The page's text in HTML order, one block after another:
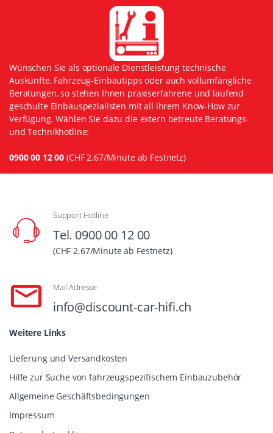
Wünschen Sie als optionale Dienstleistung technische
Auskünfte, Fahrzeug-Einbautipps oder auch vollumfängliche
Beratungen, so stehen Ihnen praxiserfahrene und laufend
geschulte Einbauspezialisten mit all ihrem Know-How zur
Verfügung. Wählen Sie dazu die extern betreute Beratungs-
und Technikhotline:
0900 00 12 00 (CHF 2.67/Minute ab Festnetz)
Support Hotline
Tel. 0900 00 12 00
(CHF 2.67/Minute ab Festnetz)
Mail Adresse
info@discount-car-hifi.ch
Weitere Links
Lieferung und Versandkosten
Hilfe zur Suche von fahrzeugspezifischem Einbauzubehör
Allgemeine Geschäftsbedingungen
Impressum